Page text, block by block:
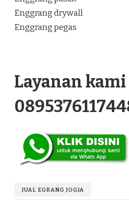
Enggrang drywall
Enggrang pegas
Layanan
JUAL EGRANG JOGJA